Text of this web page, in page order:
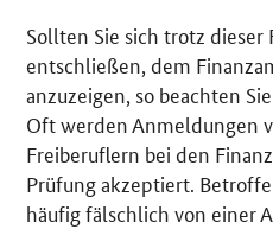
Sollten Sie sich trotz dieser
entschließen, dem
anzuzeigen, so beachten
Oft werden Anmeldungen
Freiberuflern bei den
Prüfung akzeptiert.
häufig fälschlich von einer